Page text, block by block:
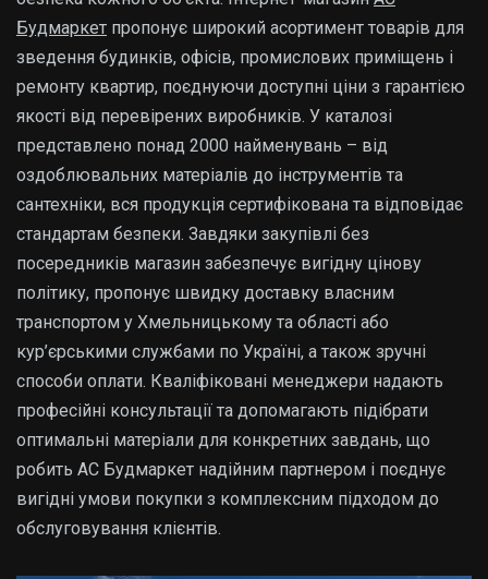
Будмаркет пропонує широкий асортимент товарів для
зведення будинків, офісів, промислових приміщень і
ремонту квартир, поєднуючи доступні ціни з гарантією
якості від перевірених виробників. У каталозі
представлено понад 2000 найменувань – від
оздоблювальних матеріалів до інструментів та
сантехніки, вся продукція сертифікована та відповідає
стандартам безпеки. Завдяки закупівлі без
посередників магазин забезпечує вигідну цінову
політику, пропонує швидку доставку власним
транспортом у Хмельницькому та області або
кур’єрськими службами по Україні, а також зручні
способи оплати. Кваліфіковані менеджери надають
професійні консультації та допомагають підібрати
оптимальні матеріали для конкретних завдань, що
робить АС Будмаркет надійним партнером і поєднує
вигідні умови покупки з комплексним підходом до
обслуговування клієнтів.